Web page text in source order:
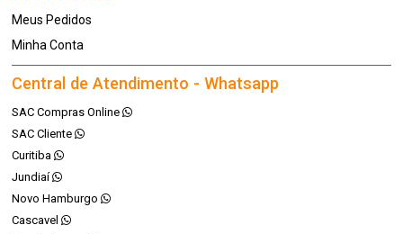
Meus Pedidos
Minha Conta
Central de Atendimento - Whatsapp
SAC Compras Online
SAC Cliente
Curitiba
Jundiaí
Novo Hamburgo
Cascavel